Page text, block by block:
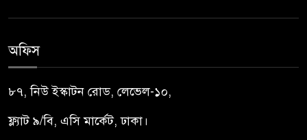
অফিস
৮৭, নিউ ইস্কাটন রোড, লেভেল-১০,
ফ্ল্যাট ৯/বি, এসি মার্কেট, ঢাকা।